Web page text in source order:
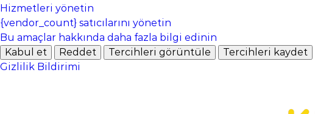
Hizmetleri yönetin
{vendor_count} satıcılarını yönetin
Bu amaçlar hakkında daha fazla bilgi edinin
Kabul et
Reddet Tercihleri ​​görüntüle Tercihleri ​​kaydet
Gizlilik Bildirimi